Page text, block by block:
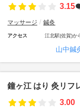
3.15
マッサージ 鍼灸
アクセス 江北駅(佐賀)か
山中鍼
鐘ヶ江 はり 灸リフ
3.00